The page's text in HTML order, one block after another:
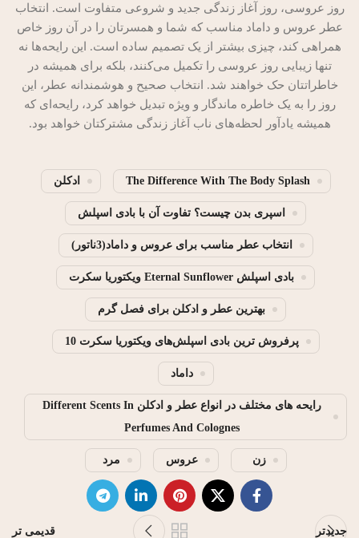
روز عروسی، روز آغاز زندگی جدید و شروعی متفاوت است. انتخاب
عطر عروس و داماد مناسب که شما و همسرتان را در آن روز خاص
همراهی کند، چیزی بیشتر از یک تصمیم ساده است. این رایحه‌ها نه
تنها زیبایی روز عروسی را تکمیل می‌کنند، بلکه برای همیشه در
خاطراتتان حک خواهند شد. انتخاب صحیح و هوشمندانه عطر، این
روز را به یک خاطره ماندگار و ویژه تبدیل خواهد کرد، رایحه‌ای که
همیشه یادآور لحظه‌های ناب آغاز زندگی مشترکتان خواهد بود.
The Difference With The Body Splash ادکلن
اسپری بدن چیست؟ تفاوت آن با بادی اسپلش
انتخاب عطر مناسب برای عروس و داماد(3ناتور)
بادی اسپلش Eternal Sunflower ویکتوریا سکرت
بهترین عطر و ادکلن برای فصل گرم
پرفروش ترین بادی اسپلش‌های ویکتوریا سکرت 10
داماد
رایحه های مختلف در انواع عطر و ادکلن Different Scents In
Perfumes And Colognes
زن عروس مرد
جدیدتر قدیمی تر